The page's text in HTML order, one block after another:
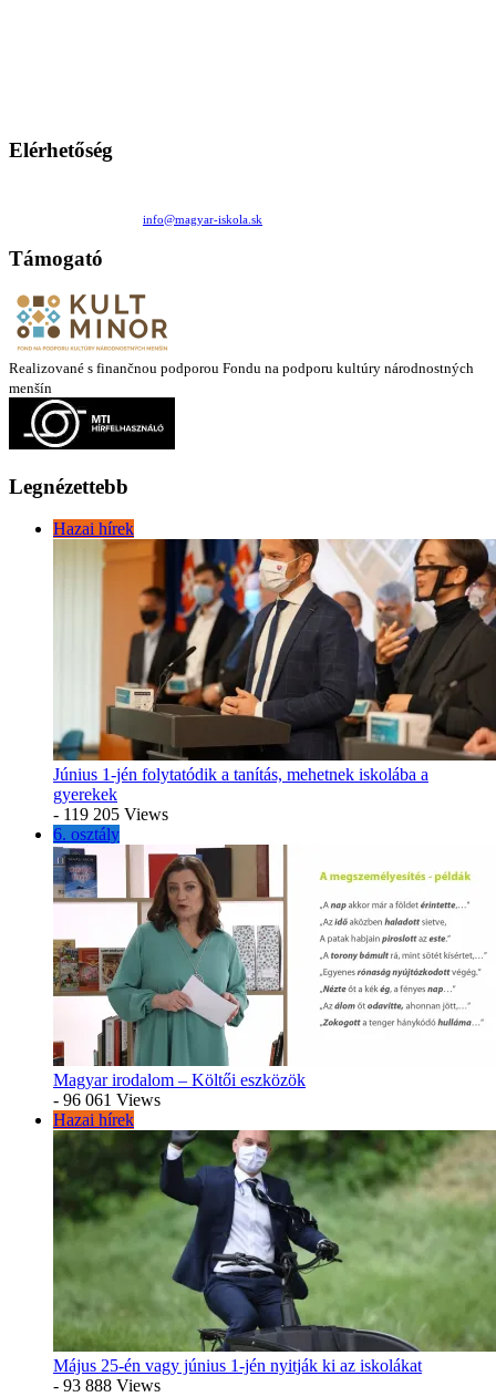
Elérhetőség
info@magyar-iskola.sk
Támogató
Realizované s finančnou podporou Fondu na podporu kultúry národnostných
menšín
Legnézettebb
Hazai hírek
Június 1-jén folytatódik a tanítás, mehetnek iskolába a
gyerekek
- 119 205 Views
6. osztály
Magyar irodalom – Költői eszközök
- 96 061 Views
Hazai hírek
Május 25-én vagy június 1-jén nyitják ki az iskolákat
- 93 888 Views